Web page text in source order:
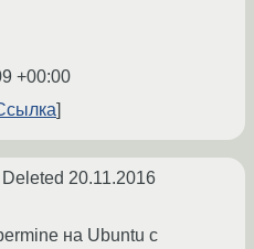
+00:00
Deleted 20.11.2016
на Ubuntu с